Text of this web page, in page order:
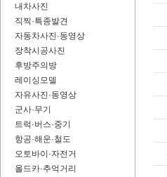
내차사진
직찍·특종발견
자동차사진·동영상
장착시공사진
후방주의방
레이싱모델
자유사진·동영상
군사·무기
트럭·버스·중기
항공·해운·철도
오토바이·자전거
올드카·추억거리